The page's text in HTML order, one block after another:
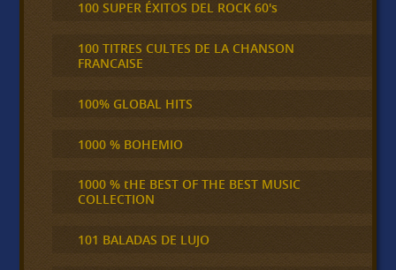
100 SUPER ÉXITOS DEL ROCK 60's
100 TITRES CULTES DE LA CHANSON
FRANCAISE
100% GLOBAL HITS
1000 % BOHEMIO
1000 % tHE BEST OF THE BEST MUSIC
COLLECTION
101 BALADAS DE LUJO